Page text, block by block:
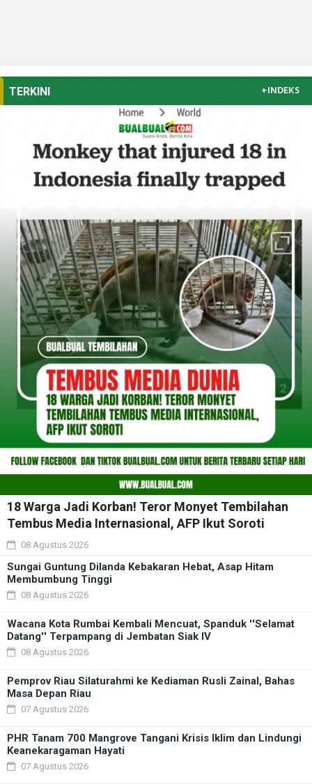
TERKINI +INDEKS
18 Warga Jadi Korban! Teror Monyet Tembilahan
Tembus Media Internasional, AFP Ikut Soroti
08 Agustus 2026
Sungai Guntung Dilanda Kebakaran Hebat, Asap Hitam
Membumbung Tinggi
08 Agustus 2026
Wacana Kota Rumbai Kembali Mencuat, Spanduk ''Selamat
Datang'' Terpampang di Jembatan Siak IV
08 Agustus 2026
Pemprov Riau Silaturahmi ke Kediaman Rusli Zainal, Bahas
Masa Depan Riau
07 Agustus 2026
PHR Tanam 700 Mangrove Tangani Krisis Iklim dan Lindungi
Keanekaragaman Hayati
07 Agustus 2026